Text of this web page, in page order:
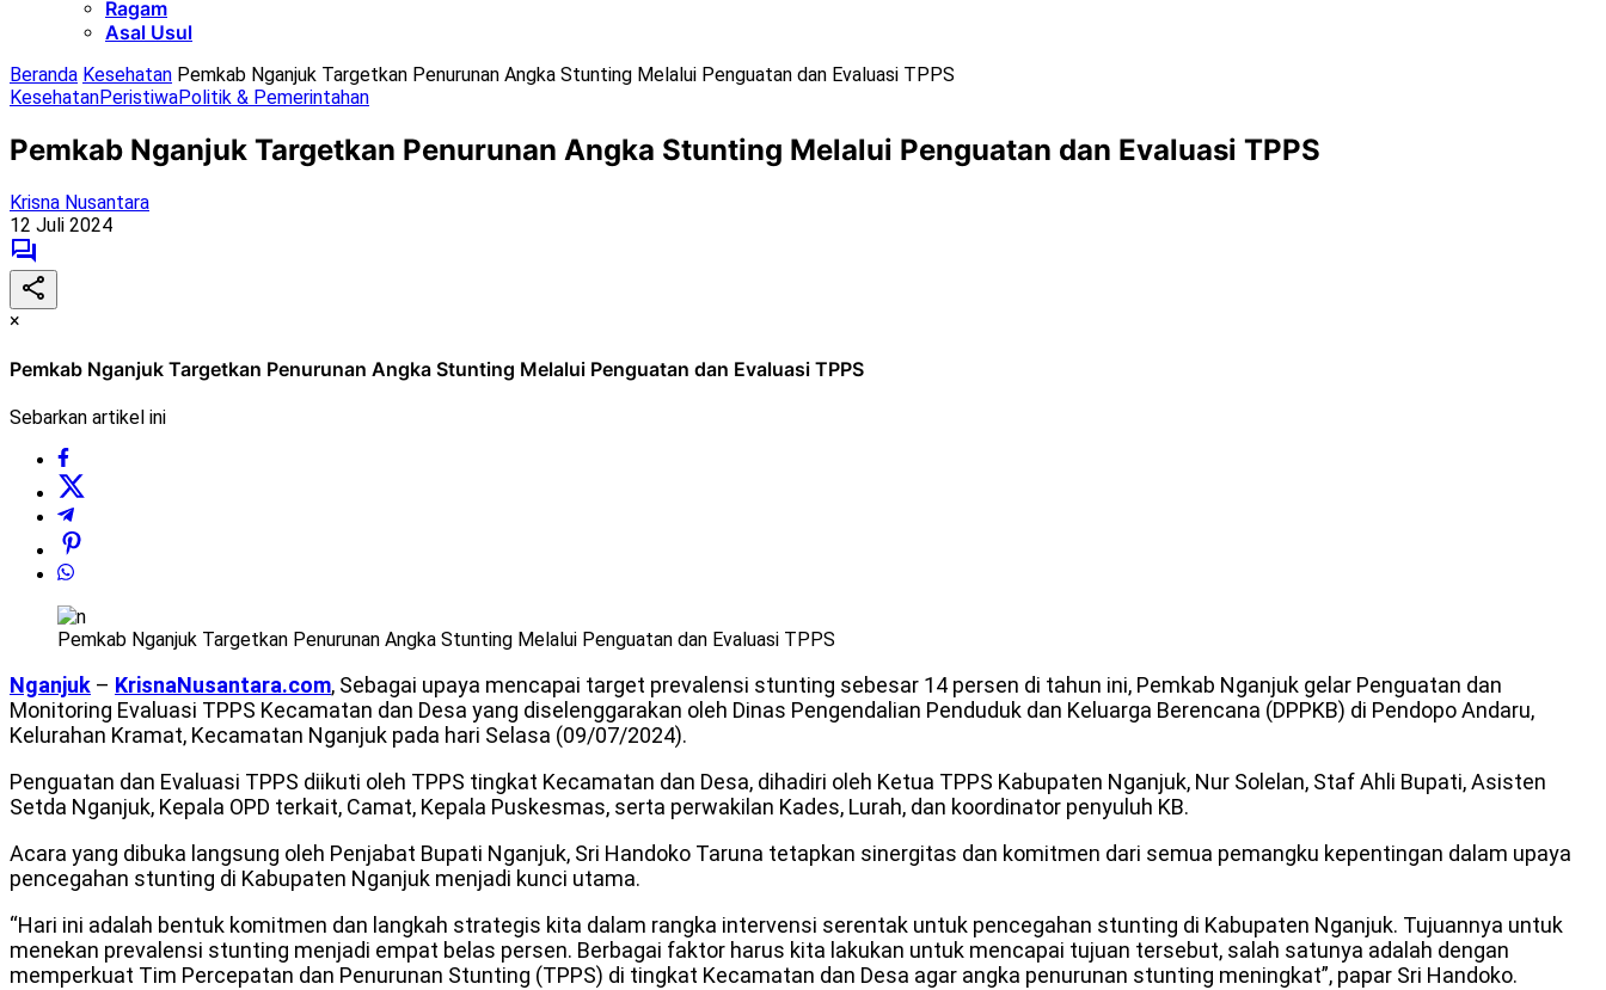
Ragam
Asal Usul
Beranda Kesehatan Pemkab Nganjuk Targetkan Penurunan Angka Stunting Melalui Penguatan dan Evaluasi TPPS
KesehatanPeristiwaPolitik & Pemerintahan
Pemkab Nganjuk Targetkan Penurunan Angka Stunting Melalui Penguatan dan Evaluasi TPPS
Krisna Nusantara
12 Juli 2024
×
Pemkab Nganjuk Targetkan Penurunan Angka Stunting Melalui Penguatan dan Evaluasi TPPS
Sebarkan artikel ini
Pemkab Nganjuk Targetkan Penurunan Angka Stunting Melalui Penguatan dan Evaluasi TPPS
Nganjuk – KrisnaNusantara.com, Sebagai upaya mencapai target prevalensi stunting sebesar 14 persen di tahun ini, Pemkab Nganjuk gelar Penguatan dan
Monitoring Evaluasi TPPS Kecamatan dan Desa yang diselenggarakan oleh Dinas Pengendalian Penduduk dan Keluarga Berencana (DPPKB) di Pendopo Andaru,
Kelurahan Kramat, Kecamatan Nganjuk pada hari Selasa (09/07/2024).
Penguatan dan Evaluasi TPPS diikuti oleh TPPS tingkat Kecamatan dan Desa, dihadiri oleh Ketua TPPS Kabupaten Nganjuk, Nur Solelan, Staf Ahli Bupati, Asisten
Setda Nganjuk, Kepala OPD terkait, Camat, Kepala Puskesmas, serta perwakilan Kades, Lurah, dan koordinator penyuluh KB.
Acara yang dibuka langsung oleh Penjabat Bupati Nganjuk, Sri Handoko Taruna tetapkan sinergitas dan komitmen dari semua pemangku kepentingan dalam upaya
pencegahan stunting di Kabupaten Nganjuk menjadi kunci utama.
“Hari ini adalah bentuk komitmen dan langkah strategis kita dalam rangka intervensi serentak untuk pencegahan stunting di Kabupaten Nganjuk. Tujuannya untuk
menekan prevalensi stunting menjadi empat belas persen. Berbagai faktor harus kita lakukan untuk mencapai tujuan tersebut, salah satunya adalah dengan
memperkuat Tim Percepatan dan Penurunan Stunting (TPPS) di tingkat Kecamatan dan Desa agar angka penurunan stunting meningkat”, papar Sri Handoko.